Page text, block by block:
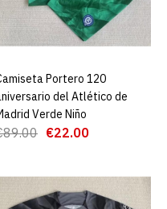
€25.00
AGREGAR AL CARRO
ADD TO COMPARE
ADD TO WISHLIST
AGREGAR AL CARRO
Portero 120
del Atlético de
Verde Niño
€22.00